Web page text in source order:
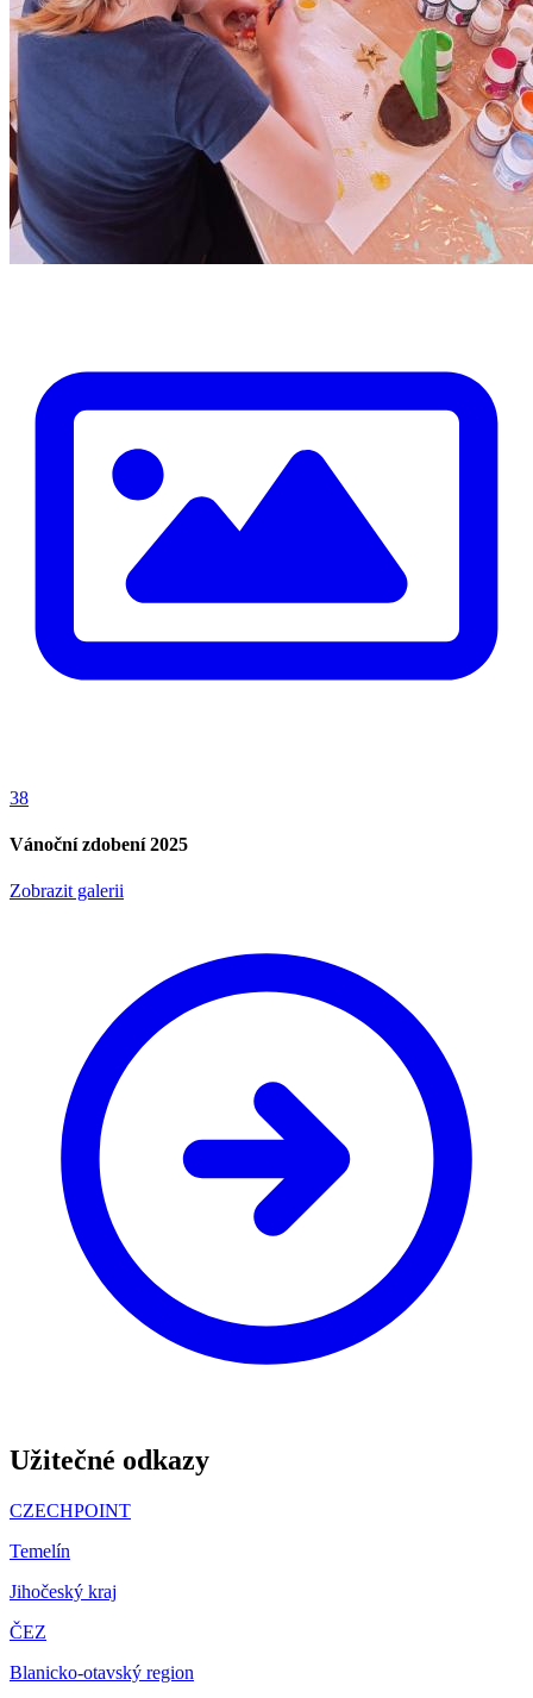
38
Vánoční zdobení 2025
Zobrazit galerii
Užitečné odkazy
CZECHPOINT
Temelín
Jihočeský kraj
ČEZ
Blanicko-otavský region